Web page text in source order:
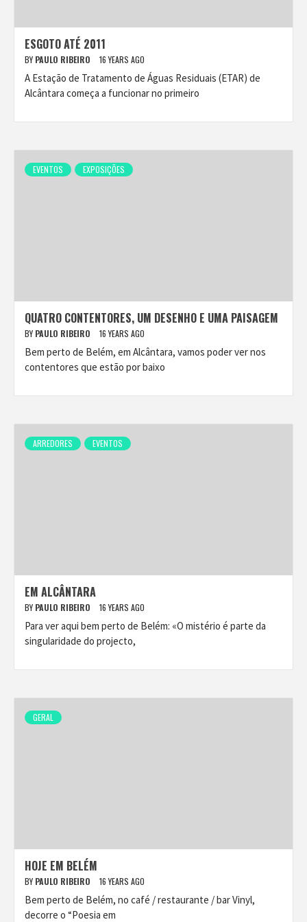
ESGOTO ATÉ 2011
BY PAULO RIBEIRO 16 YEARS AGO
A Estação de Tratamento de Águas Residuais (ETAR) de
Alcântara começa a funcionar no primeiro
EVENTOS EXPOSIÇÕES
QUATRO CONTENTORES, UM DESENHO E UMA PAISAGEM
BY PAULO RIBEIRO 16 YEARS AGO
Bem perto de Belém, em Alcântara, vamos poder ver nos
contentores que estão por baixo
ARREDORES EVENTOS
EM ALCÂNTARA
BY PAULO RIBEIRO 16 YEARS AGO
Para ver aqui bem perto de Belém: «O mistério é parte da
singularidade do projecto,
GERAL
HOJE EM BELÉM
BY PAULO RIBEIRO 16 YEARS AGO
Bem perto de Belém, no café / restaurante / bar Vinyl,
decorre o “Poesia em